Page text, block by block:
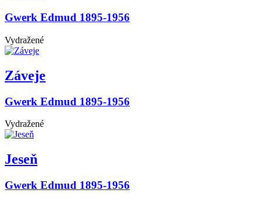
Gwerk Edmud 1895-1956
Vydražené
Záveje
Gwerk Edmud 1895-1956
Vydražené
Jeseň
Gwerk Edmud 1895-1956